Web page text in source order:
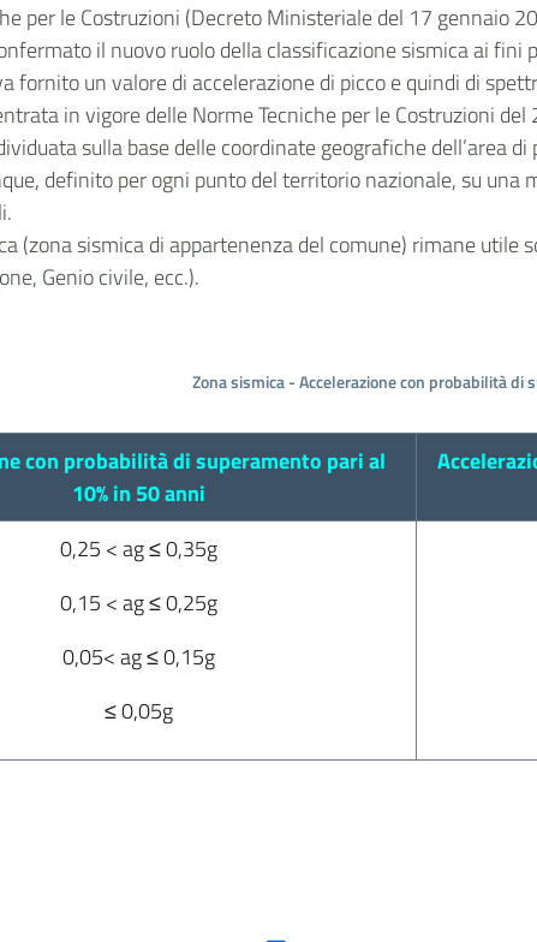
per le Costruzioni (Decreto Ministeriale del 17 gennaio
il nuovo ruolo della classificazione sismica ai
fornito un valore di accelerazione di picco e quindi di
in vigore delle Norme Tecniche per le Costruzioni
sulla base delle coordinate geografiche dell’area
definito per ogni punto del territorio nazionale, su
(zona sismica di appartenenza del comune) rimane
Genio civile, ecc.).
Zona sismica - Accelerazione con probabilità di
con probabilità di superamento pari al
10% in 50 anni
0,25 < ag ≤ 0,35g
0,15 < ag ≤ 0,25g
0,05< ag ≤ 0,15g
≤ 0,05g